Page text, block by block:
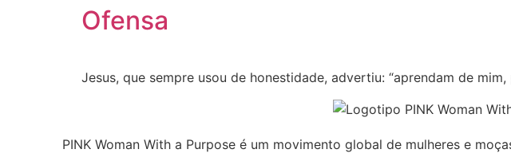
Ofensa
Jesus, que sempre usou de honestidade, advertiu: “aprendam de
PINK Woman With a Purpose é um movimento global de mulheres e